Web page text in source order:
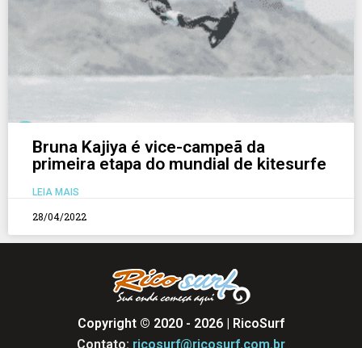
Bruna Kajiya é vice-campeã da
primeira etapa do mundial de kitesurfe
LEIA MAIS
28/04/2022
Copyright © 2020 - 2026 | RicoSurf
Contato: ricosurf@ricosurf.com.br